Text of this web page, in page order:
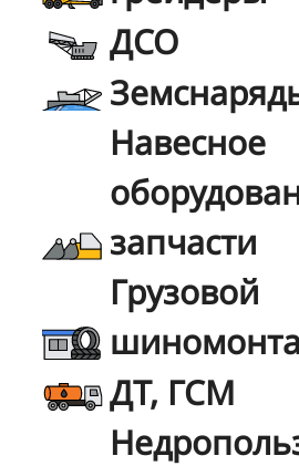
ДСО
Навесное
запчасти
Грузовой
ДТ, ГСМ